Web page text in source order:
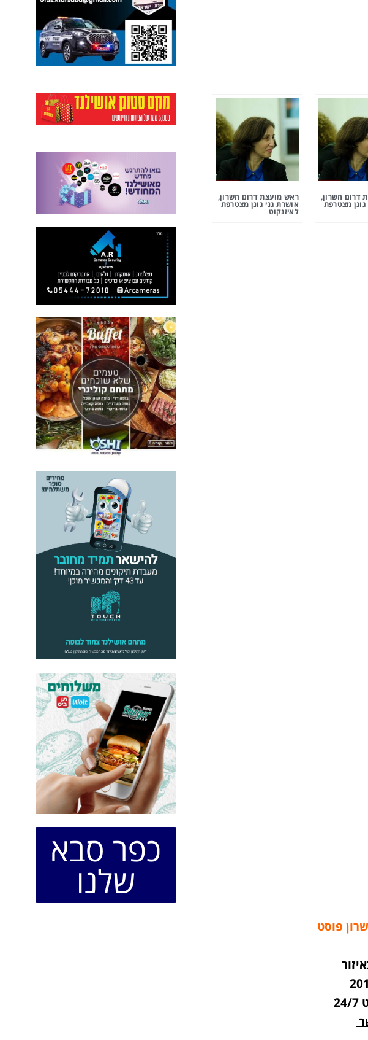
דרום השרון,
גונן מצטרפת
ראש מועצת דרום השרון,
אושרת גני גונן מצטרפת
לאיזנקוט
כפר סבא
שלנו
פוסט
7